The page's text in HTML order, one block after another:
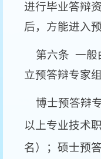
进行毕业答辩
后，方能进入
第六条 一般
立预答辩专家组
博士预答辩
以上专业技术
名）；硕士预